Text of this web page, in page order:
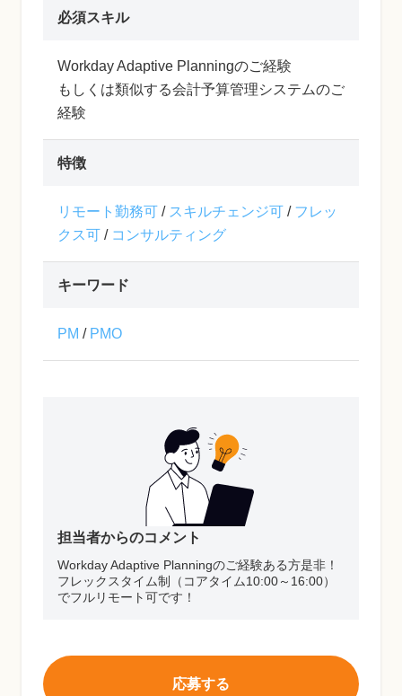
必須スキル
Workday Adaptive Planningのご経験
もしくは類似する会計予算管理システムのご
経験
特徴
リモート勤務可 / スキルチェンジ可 / フレッ
クス可 / コンサルティング
キーワード
PM / PMO
担当者からのコメント
Workday Adaptive Planningのご経験ある方是非！
フレックスタイム制（コアタイム10:00～16:00）
でフルリモート可です！
応募する